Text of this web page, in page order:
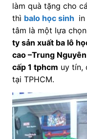
làm quà tặng cho
thì balo học sinh
tâm là một lựa
ty sản xuất ba lô
cao–Trung Nguyên
cấp 1 tphcm uy tín,
tại TPHCM.